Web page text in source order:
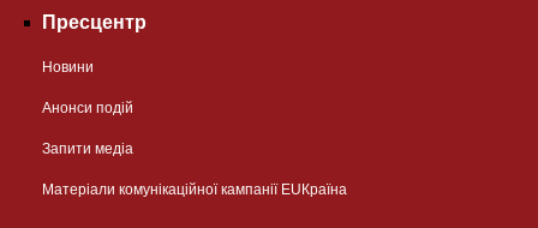
Пресцентр
Новини
Анонси подій
Запити медіа
Матеріали комунікаційної кампанії EUКраїна